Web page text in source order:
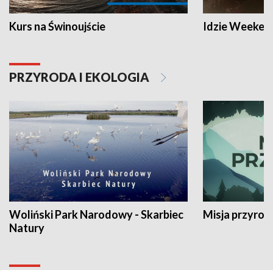
Kurs na Świnoujście Idzie
PRZYRODA I EKOLOGIA
Woliński Park Narodowy - Skarbiec
Natury
Misja